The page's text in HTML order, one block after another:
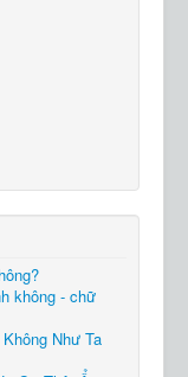
không - chữ
Như Ta